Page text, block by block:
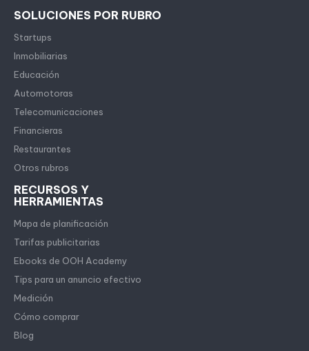
SOLUCIONES POR RUBRO
Startups
Inmobiliarias
Educación
Automotoras
Telecomunicaciones
Financieras
Restaurantes
Otros rubros
RECURSOS Y
HERRAMIENTAS
Mapa de planificación
Tarifas publicitarias
Ebooks de OOH Academy
Tips para un anuncio efectivo
Medición
Cómo comprar
Blog